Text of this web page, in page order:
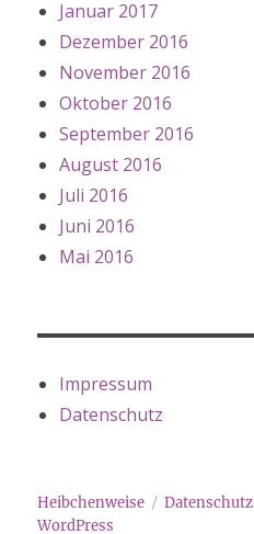
Januar 2017
Dezember 2016
November 2016
Oktober 2016
September 2016
August 2016
Juli 2016
Juni 2016
Mai 2016
Impressum
Datenschutz
Heibchenweise Datenschutz
WordPress